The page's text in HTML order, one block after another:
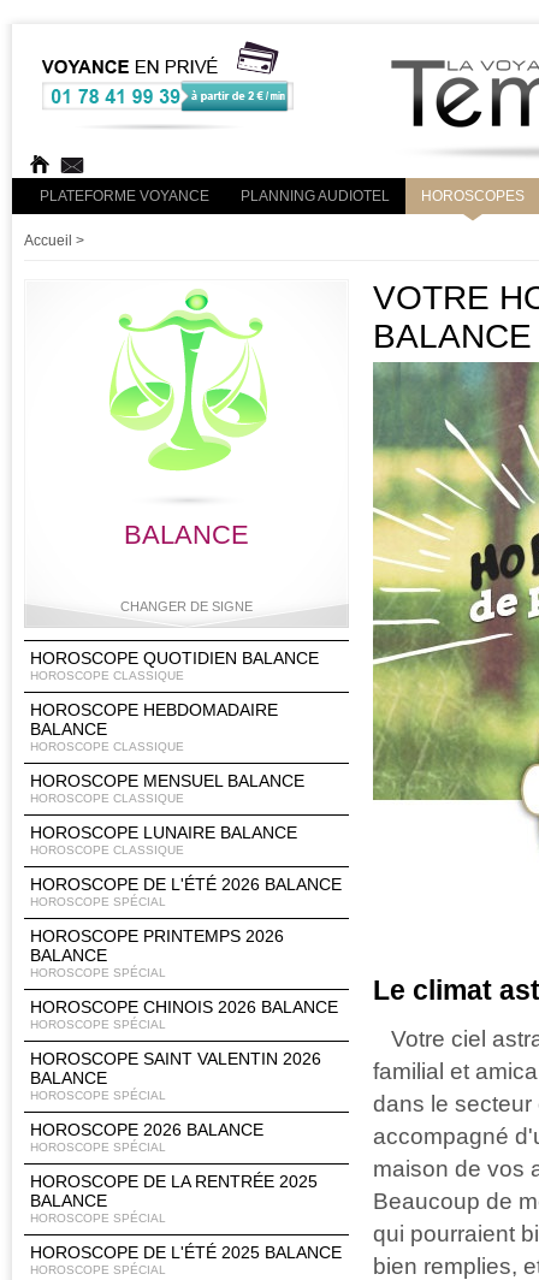
PLATEFORME VOYANCE PLANNING AUDIOTEL HOROSCOPES
Accueil >
BALANCE
CHANGER DE SIGNE
Bélier Taureau Gémeaux Cancer
Lion Vierge Balance Scorpion
Sagittaire Capricorne Verseau Poissons
HOROSCOPE QUOTIDIEN BALANCE
HOROSCOPE CLASSIQUE
HOROSCOPE HEBDOMADAIRE
BALANCE
HOROSCOPE CLASSIQUE
HOROSCOPE MENSUEL BALANCE
HOROSCOPE CLASSIQUE
HOROSCOPE LUNAIRE BALANCE
HOROSCOPE CLASSIQUE
HOROSCOPE DE L'ÉTÉ 2026 BALANCE
HOROSCOPE SPÉCIAL
HOROSCOPE PRINTEMPS 2026
BALANCE
HOROSCOPE SPÉCIAL
HOROSCOPE CHINOIS 2026 BALANCE
HOROSCOPE SPÉCIAL
HOROSCOPE SAINT VALENTIN 2026
BALANCE
HOROSCOPE SPÉCIAL
HOROSCOPE 2026 BALANCE
HOROSCOPE SPÉCIAL
HOROSCOPE DE LA RENTRÉE 2025
BALANCE
HOROSCOPE SPÉCIAL
HOROSCOPE DE L'ÉTÉ 2025 BALANCE
HOROSCOPE SPÉCIAL
VOTRE
BALANCE
Le climat
Votre ciel
familial et
dans le
accompagné
maison de vos
Beaucoup de
qui pourraient
bien remplies,